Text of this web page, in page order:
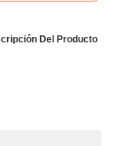
Del Producto